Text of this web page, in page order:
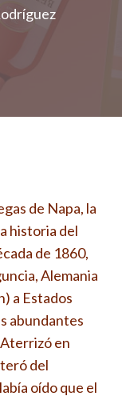
de Napa, la
historia del
de 1860,
Alemania
a Estados
abundantes
en
del
oído que el